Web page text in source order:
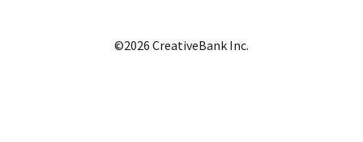
©2026 CreativeBank Inc.